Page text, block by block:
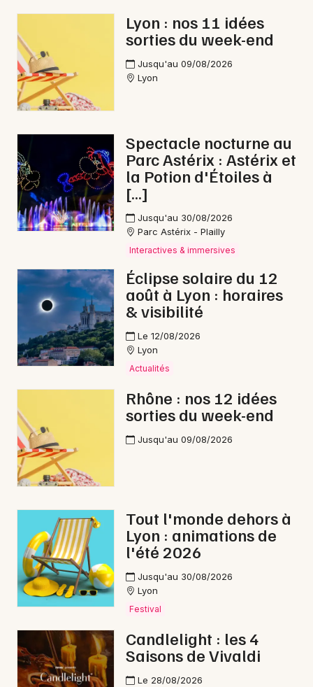
Lyon : nos 11 idées
sorties du week-end
Jusqu'au 09/08/2026
Lyon
Spectacle nocturne au
Parc Astérix : Astérix et
la Potion d'Étoiles à
[…]
Jusqu'au 30/08/2026
Parc Astérix - Plailly
Interactives & immersives
Éclipse solaire du 12
août à Lyon : horaires
& visibilité
Le 12/08/2026
Lyon
Actualités
Rhône : nos 12 idées
sorties du week-end
Jusqu'au 09/08/2026
Tout l'monde dehors à
Lyon : animations de
l'été 2026
Jusqu'au 30/08/2026
Lyon
Festival
Candlelight : les 4
Saisons de Vivaldi
Le 28/08/2026